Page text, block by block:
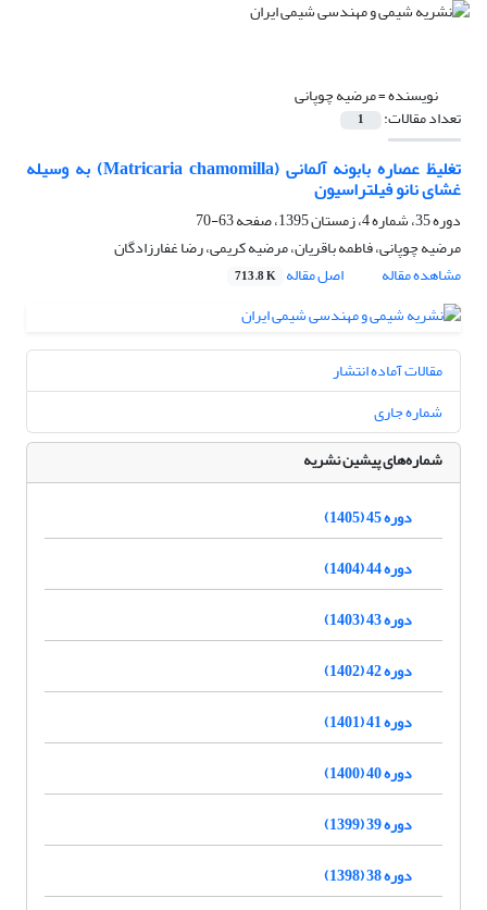
نویسنده =مرضیه چوپانی
تعداد مقالات: 1
تغلیظ عصاره بابونه آلمانی (Matricaria chamomilla) به وسیله
غشای نانو فیلتراسیون
دوره 35، شماره 4، زمستان 1395، صفحه
63-70
مرضیه چوپانی، فاطمه باقریان، مرضیه کریمی، رضا غفارزادگان
مشاهده مقاله
اصل مقاله 713.8 K
مقالات آماده انتشار
شماره جاری
شماره‌های پیشین نشریه
دوره 45 (1405)
دوره 44 (1404)
دوره 43 (1403)
دوره 42 (1402)
دوره 41 (1401)
دوره 40 (1400)
دوره 39 (1399)
دوره 38 (1398)